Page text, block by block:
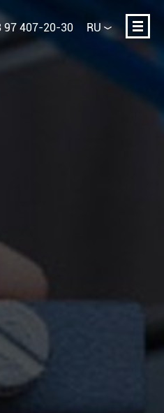
97 407-20-30 RU